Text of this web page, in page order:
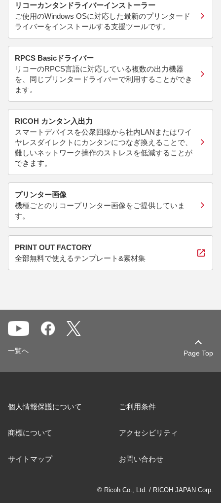
リコーカンタンドライバーインストーラー
ご使用のWindows OSに対応した最新のプリンタード
ライバーをインストールする支援ツールです。
RPCS Basicドライバー
リコーのRPCS言語に対応している複数の出力機器
を、同じプリンタードライバーで利用することができ
ます。
RICOH カンタン入出力
スマートデバイスを公衆回線から社内LANまたはワイ
ヤレスダイレクトにカンタンにつなぎ換えることで、
難しいネットワーク操作のストレスを低減することが
できます。
プリンター画像
機種ごとのリコープリンター画像をご提供していま
す。
PRINT OUT FACTORY
全部無料で使えるテンプレート&素材集
Page Top
一覧へ
個人情報保護について ご利用条件
商標について アクセシビリティ
サイトマップ お問い合わせ
© Ricoh Co., Ltd. / RICOH JAPAN Corp.